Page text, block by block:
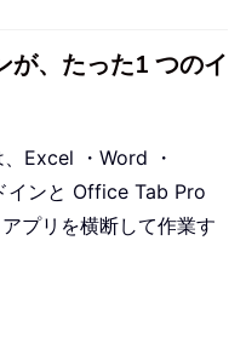
、たった1 つのイ
Excel ・Word ・
ンと Office Tab Pro
プリを横断して作業す